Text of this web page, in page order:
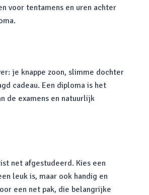
voor tentamens en uren achter
je knappe zoon, slimme dochter
cadeau. Een diploma is het
de examens en natuurlijk
net afgestudeerd. Kies een
leuk is, maar ook handig en
een net pak, die belangrijke